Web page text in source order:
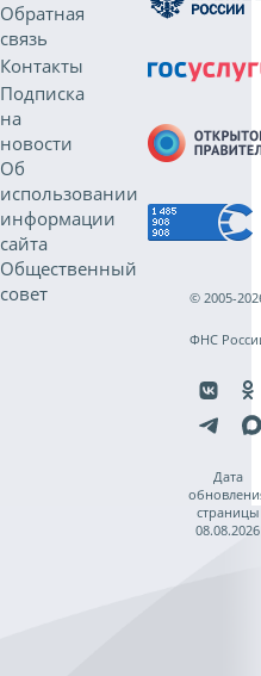
Обратная
связь
Контакты
Подписка
на
новости
Об
использовании
информации
сайта
Общественный
совет
© 2005-
ФНС
Дата
страницы
08.08.2026